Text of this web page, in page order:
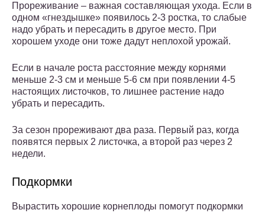
Прореживание – важная составляющая ухода. Если в
одном «гнездышке» появилось 2-3 ростка, то слабые
надо убрать и пересадить в другое место. При
хорошем уходе они тоже дадут неплохой урожай.
Если в начале роста расстояние между корнями
меньше 2-3 см и меньше 5-6 см при появлении 4-5
настоящих листочков, то лишнее растение надо
убрать и пересадить.
За сезон прореживают два раза. Первый раз, когда
появятся первых 2 листочка, а второй раз через 2
недели.
Подкормки
Вырастить хорошие корнеплоды помогут подкормки